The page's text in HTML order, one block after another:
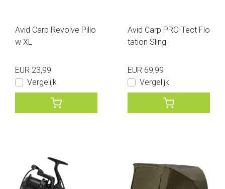
Avid Carp Revolve Pillo
w XL
EUR 23,99
Vergelijk
Avid Carp PRO-Tect Flo
tation Sling
EUR 69,99
Vergelijk